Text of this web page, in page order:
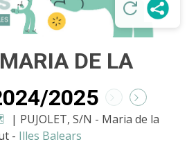
DE LA
2025
| PUJOLET, S/N - Maria de la
- Illes Balears